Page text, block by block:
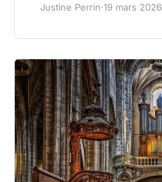
Justine Perrin·19 mars 2026